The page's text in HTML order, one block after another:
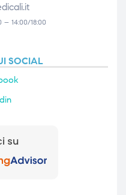
– 14:00/18:00
SOCIAL